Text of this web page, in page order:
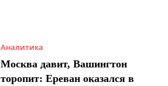
Аналитика
Москва давит, Вашингтон
торопит: Ереван оказался в